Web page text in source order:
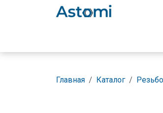
Главная Каталог